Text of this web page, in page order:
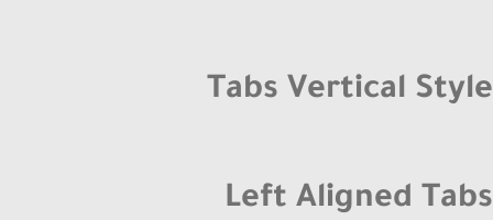
Tabs Vertical Style
Left Aligned Tabs